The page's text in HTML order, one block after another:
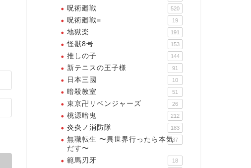
呪術廻戦 520
呪術廻戦≡ 19
地獄楽 191
怪獣8号 153
推しの子 144
新テニスの王子様 91
日本三國 10
暗殺教室 51
東京卍リベンジャーズ 26
桃源暗鬼 212
炎炎ノ消防隊 183
無職転生 〜異世界行ったら本気
だす〜
37
範馬刃牙 18